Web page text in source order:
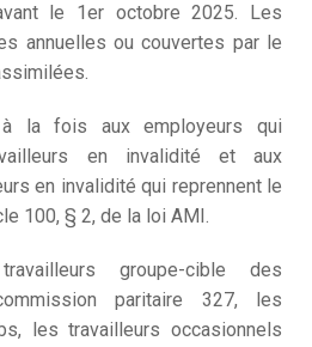
le 1eroctobre 2025. Les
annuelles ou couvertes par le
la fois aux employeurs qui
en invalidité et aux
en invalidité qui reprennent le
100, § 2, de la loi AMI.
groupe-cible des
paritaire 327, les
les travailleurs occasionnels